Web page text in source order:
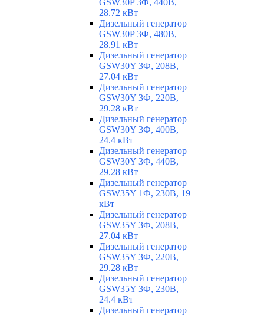
GSW30P 3Ф, 440В,
28.72 кВт
Дизельный генератор
GSW30P 3Ф, 480В,
28.91 кВт
Дизельный генератор
GSW30Y 3Ф, 208В,
27.04 кВт
Дизельный генератор
GSW30Y 3Ф, 220В,
29.28 кВт
Дизельный генератор
GSW30Y 3Ф, 400В,
24.4 кВт
Дизельный генератор
GSW30Y 3Ф, 440В,
29.28 кВт
Дизельный генератор
GSW35Y 1Ф, 230В, 19
кВт
Дизельный генератор
GSW35Y 3Ф, 208В,
27.04 кВт
Дизельный генератор
GSW35Y 3Ф, 220В,
29.28 кВт
Дизельный генератор
GSW35Y 3Ф, 230В,
24.4 кВт
Дизельный генератор